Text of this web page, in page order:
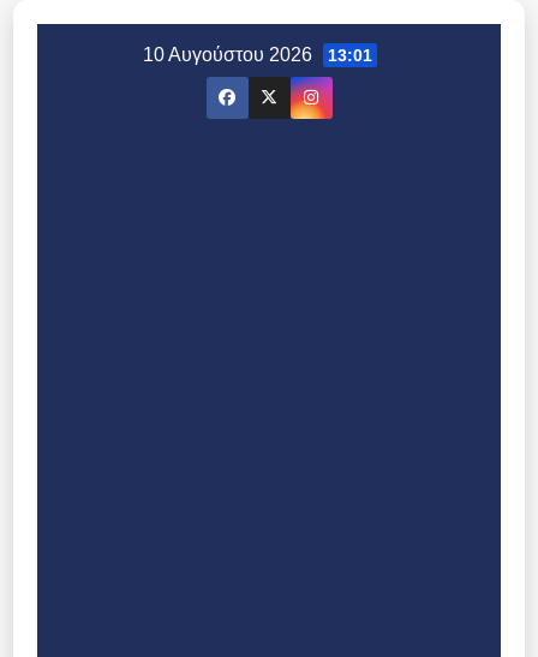
10 Αυγούστου 2026 13:01